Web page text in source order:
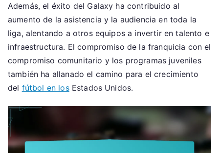
Además, el éxito del Galaxy ha contribuido al
aumento de la asistencia y la audiencia en toda la
liga, alentando a otros equipos a invertir en talento e
infraestructura. El compromiso de la franquicia con el
compromiso comunitario y los programas juveniles
también ha allanado el camino para el crecimiento
del fútbol en losEstados Unidos.